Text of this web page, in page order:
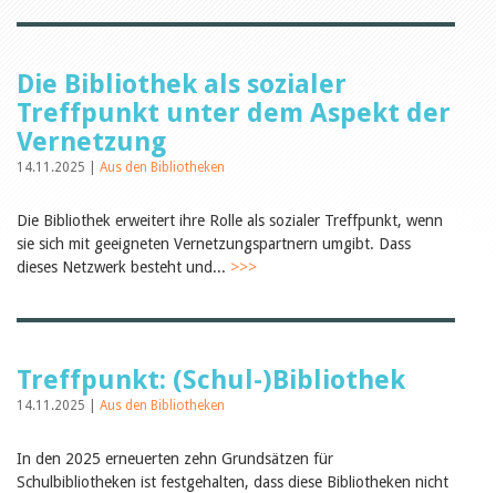
Tags
Aus- und Weiterbildung
Veranstaltungen
Kinder- und Jugendmedien
Bibliothek und Schule
Jugendliche
Einmalige Beiträge
Bibliotheksangebote
Unterstützungsbeiträge
Alle Tags
Autoren
Birgit Libiszewski
Ursula Strahm
Die Bibliothek als sozialer
Treffpunkt unter dem Aspekt der
Vernetzung
14.11.2025 | Aus den Bibliotheken
Die Bibliothek erweitert ihre Rolle als sozialer Treffpunkt, wenn
sie sich mit geeigneten Vernetzungspartnern umgibt. Dass
dieses Netzwerk besteht und... >>>
Treffpunkt: (Schul-)Bibliothek
14.11.2025 | Aus den Bibliotheken
In den 2025 erneuerten zehn Grundsätzen für
Schulbibliotheken ist festgehalten, dass diese Bibliotheken nicht